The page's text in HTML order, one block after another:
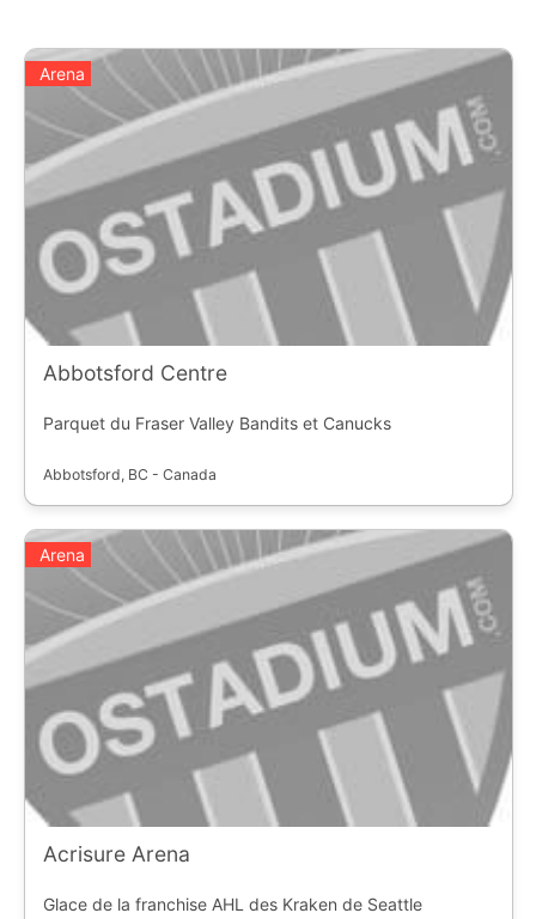
Arena
Abbotsford Centre
Parquet du Fraser Valley Bandits et Canucks
Abbotsford, BC - Canada
Arena
Acrisure Arena
Glace de la franchise AHL des Kraken de Seattle